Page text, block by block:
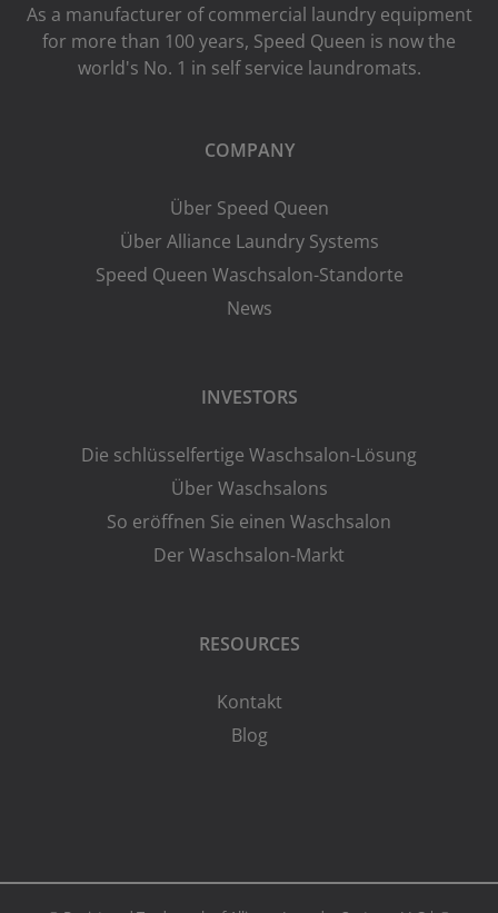
As a manufacturer of commercial laundry equipment
for more than 100 years, Speed ​​Queen is now the
world's No. 1 in self service laundromats.
COMPANY
Über Speed Queen
Über Alliance Laundry Systems
Speed Queen Waschsalon-Standorte
News
INVESTORS
Die schlüsselfertige Waschsalon-Lösung
Über Waschsalons
So eröffnen Sie einen Waschsalon
Der Waschsalon-Markt
RESOURCES
Kontakt
Blog